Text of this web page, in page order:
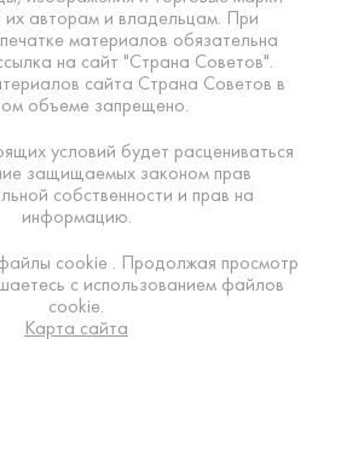
их авторам и владельцам. При
материалов обязательна
на сайт "Страна Советов".
сайта Страна Советов в
объеме запрещено.
условий будет расцениваться
защищаемых законом прав
собственности и прав на
информацию.
cookie . Продолжая просмотр
с использованием файлов
cookie.
Карта сайта